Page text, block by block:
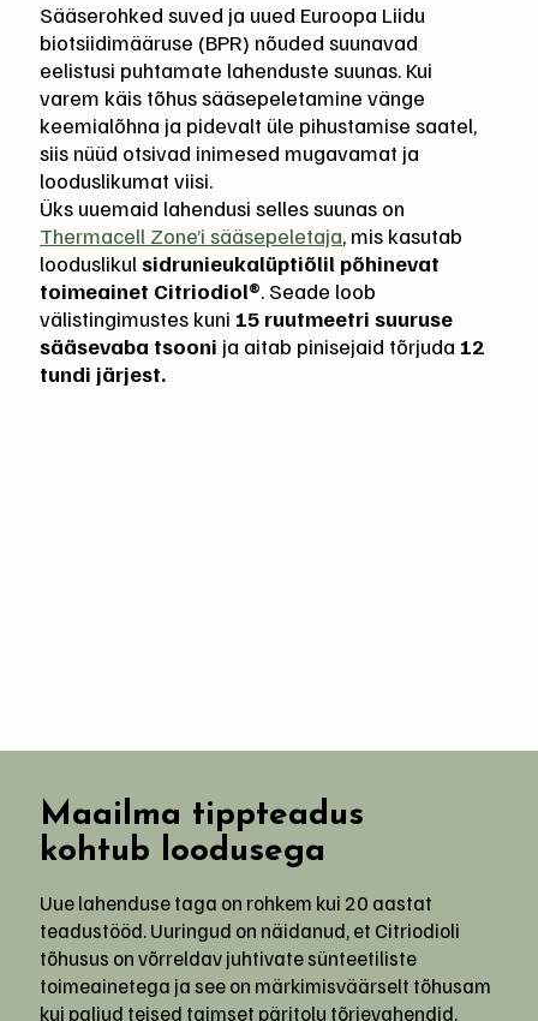
Sääserohked suved ja uued Euroopa Liidu
biotsiidimääruse (BPR) nõuded suunavad
eelistusi puhtamate lahenduste suunas. Kui
varem käis tõhus sääsepeletamine vänge
keemialõhna ja pidevalt üle pihustamise saatel,
siis nüüd otsivad inimesed mugavamat ja
looduslikumat viisi.
Üks uuemaid lahendusi selles suunas on
Thermacell Zone’i sääsepeletaja, mis kasutab
looduslikulsidrunieukalüptiõlil põhinevat
toimeainet Citriodiol®. Seade loob
välistingimustes kuni 15 ruutmeetri suuruse
sääsevaba tsooni ja aitab pinisejaid tõrjuda 12
tundi järjest.
Maailma tippteadus
kohtub loodusega
Uue lahenduse taga on rohkem kui 20 aastat
teadustööd. Uuringud on näidanud, et Citriodioli
tõhusus on võrreldav juhtivate sünteetiliste
toimeainetega ja see on märkimisväärselt tõhusam
kui paljud teised taimset päritolu tõrjevahendid.